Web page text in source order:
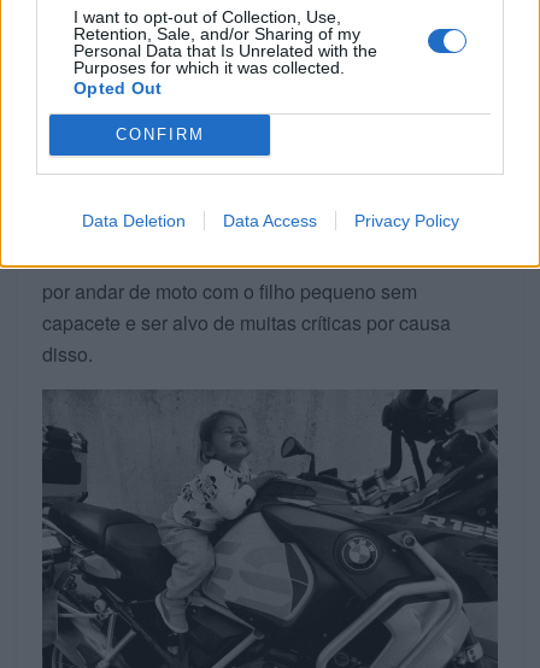
I want to opt-out of Collection, Use,
Retention, Sale, and/or Sharing of my
Personal Data that Is Unrelated with the
Purposes for which it was collected.
Opted Out
CONFIRM
Data Deletion Data Access Privacy Policy
À mulher de César não
basta ser, é preciso também
parecer!
Esta conhecida expressão tem aplicação direta na
situação com contornos similares, esta relativa à
cantoraPinke mais concretamente ao seu marido
por andar de moto com o filho pequeno sem
capacete e ser alvo de muitas críticas por causa
disso.